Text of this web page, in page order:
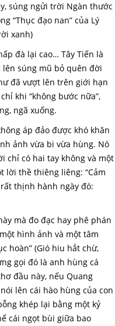
súng ngửi trời Ngàn thước
“Thục đạo nan” của Lý
xanh)
đà lại cao… Tây Tiến là
lên súng mũ bỏ quên đời
đã vượt lên trên giới hạn
khi “không bước nữa”,
ngã xuống.
áp đảo được khó khăn
ảnh vừa bi vừa hùng. Nó
chỉ có hai tay không và một
lời thề thiêng liêng: “Cảm
thịnh hành ngày đó:
mà đo đạc hay phê phán
hình ảnh và một tâm
hoàn” (Gió hiu hắt chừ,
gọi đó là anh hùng cá
đầu này, nếu Quang
lên cái hào hùng của con
khép lại bằng một kỷ
cái ngọt bùi giữa bao